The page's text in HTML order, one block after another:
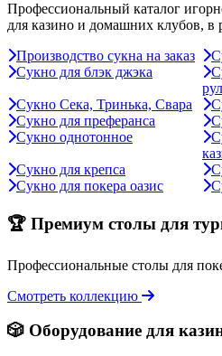
Профессиональный каталог
для казино и домашних клубов, в
Производство сукна на заказ
Сукно для блэк джэка
Сукно Сека, Тринька, Свара
Сукно для преферанса
Сукно однотонное
Сукно для крепса
Сукно для покера оазис
🏆 Премиум столы для
Профессиональные столы для
Смотреть коллекцию
🎲 Оборудование для